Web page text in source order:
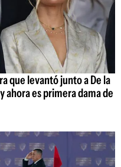
que levantó junto a De la
ahora es primera dama de